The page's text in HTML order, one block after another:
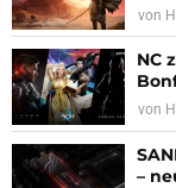
von
NC
von
–